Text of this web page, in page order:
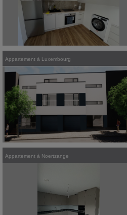
Appartement à Luxembourg
Appartement à Noertzange